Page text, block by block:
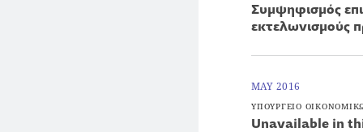
Συμψηφισμός
εκτελωνισμούς
MAY 2016
ΥΠΟΥΡΓΕΙΟ
Unavailable in